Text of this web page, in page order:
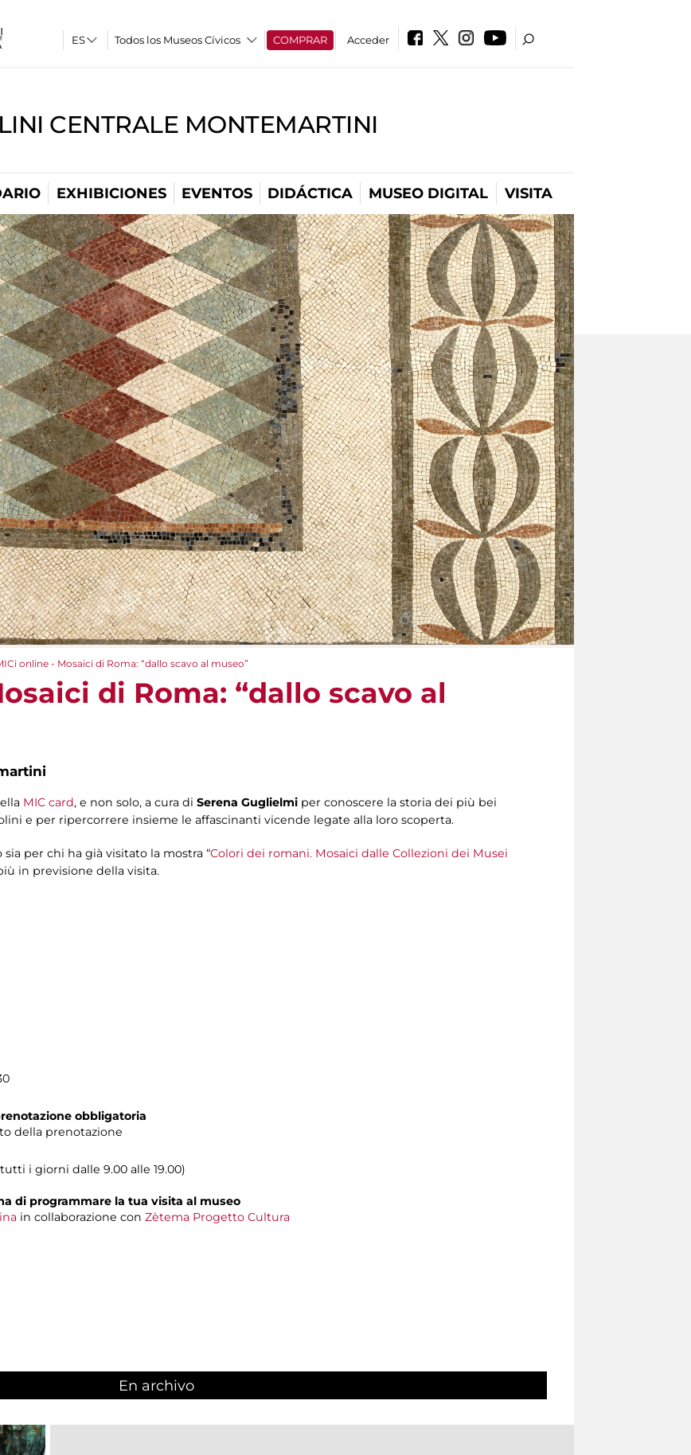
Todos los Museos Cívicos COMPRAR Acceder
CENTRALE MONTEMARTINI
EXHIBICIONES EVENTOS DIDÁCTICA MUSEO DIGITAL VISITA
online - Mosaici di Roma: “dallo scavo al museo”
di Roma: “dallo scavo al
MIC card, e non solo, a cura di Serena Guglielmi per conoscere la storia dei più bei
e per ripercorrere insieme le affascinanti vicende legate alla loro scoperta.
per chi ha già visitato la mostra “Colori dei romani. Mosaici dalle Collezioni dei Musei
in previsione della visita.
obbligatoria
della prenotazione
i giorni dalle 9.00 alle 19.00)
di programmare la tua visita al museo
in collaborazione con Zètema Progetto Cultura
En archivo